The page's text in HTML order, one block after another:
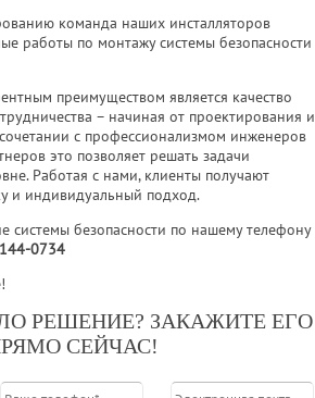
команда наших инсталляторов
работы по монтажу системы безопасности
преимуществом является качество
– начиная от проектирования и
с профессионализмом инженеров
это позволяет решать задачи
Работая с нами, клиенты получают
и индивидуальный подход.
системы безопасности по нашему телефону
144-0734
РЕШЕНИЕ? ЗАКАЖИТЕ ЕГО
СЕЙЧАС!